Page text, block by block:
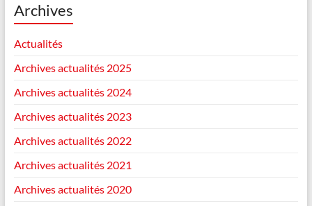
Archives
Actualités
Archives actualités 2025
Archives actualités 2024
Archives actualités 2023
Archives actualités 2022
Archives actualités 2021
Archives actualités 2020